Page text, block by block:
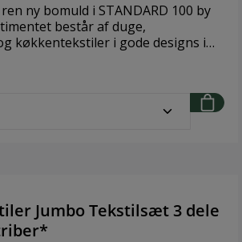
ny bomuld i STANDARD 100 by
består af duge,
køkkentekstiler i gode designs i
farver. Brand: Bastian
Materiale: 100 % ren ny bomuld
Jumbo Tekstilsæt 3 dele